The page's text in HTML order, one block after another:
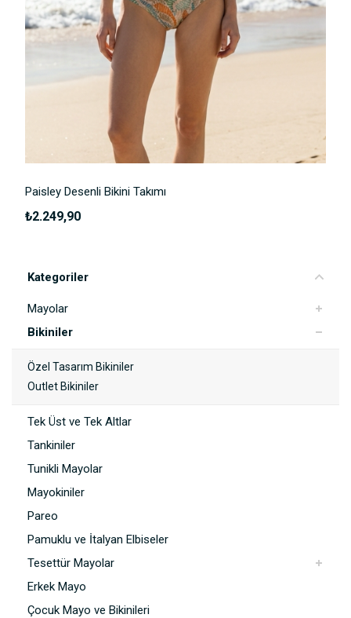
Kategoriler
Mayolar
Bikiniler
Özel Tasarım Bikiniler
Outlet Bikiniler
Tek Üst ve Tek Altlar
Tankiniler
Tunikli Mayolar
Mayokiniler
Pareo
Pamuklu ve İtalyan Elbiseler
Tesettür Mayolar
Erkek Mayo
Çocuk Mayo ve Bikinileri
Yorum Ekle
Paisley Desenli Bikini Takımı
₺2.249,90